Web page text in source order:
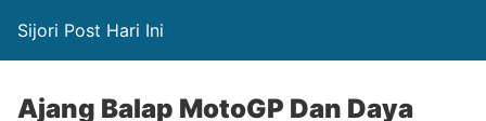
Sijori Post Hari Ini
Ajang Balap MotoGP Dan Daya